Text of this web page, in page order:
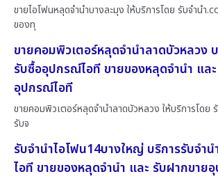
ขายไอโฟนหลุดจำนำบางละมุง ให้บริการโดย รับจํานํา
ของทุ
ขายคอมพิวเตอร์หลุดจำนำลาดบัวหลวง
รับซื้ออุปกรณ์ไอที ขายของหลุดจำนำ แล
อุปกรณ์ไอที
ขายคอมพิวเตอร์หลุดจำนำลาดบัวหลวง ให้บริการโดย
รับจ
รับจำนำไอโฟน14บางใหญ่ บริการรับจำ
ไอที ขายของหลุดจำนำ และ รับฝากขาย